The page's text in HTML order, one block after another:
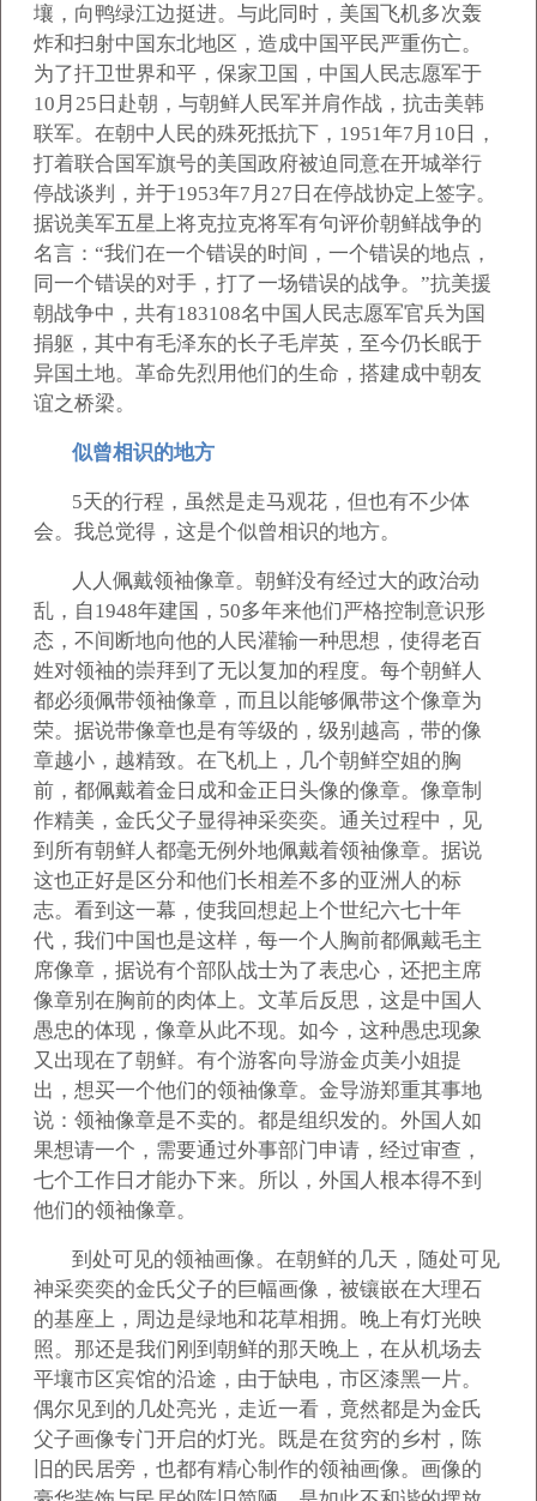
壤，向鸭绿江边挺进。与此同时，美国飞机多次轰
炸和扫射中国东北地区，造成中国平民严重伤亡。
为了扞卫世界和平，保家卫国，中国人民志愿军于
10月25日赴朝，与朝鲜人民军并肩作战，抗击美韩
联军。在朝中人民的殊死抵抗下，1951年7月10日，
打着联合国军旗号的美国政府被迫同意在开城举行
停战谈判，并于1953年7月27日在停战协定上签字。
据说美军五星上将克拉克将军有句评价朝鲜战争的
名言：“我们在一个错误的时间，一个错误的地点，
同一个错误的对手，打了一场错误的战争。”抗美援
朝战争中，共有183108名中国人民志愿军官兵为国
捐躯，其中有毛泽东的长子毛岸英，至今仍长眠于
异国土地。革命先烈用他们的生命，搭建成中朝友
谊之桥梁。
似曾相识的地方
5天的行程，虽然是走马观花，但也有不少体
会。我总觉得，这是个似曾相识的地方。
人人佩戴领袖像章。朝鲜没有经过大的政治动
乱，自1948年建国，50多年来他们严格控制意识形
态，不间断地向他的人民灌输一种思想，使得老百
姓对领袖的崇拜到了无以复加的程度。每个朝鲜人
都必须佩带领袖像章，而且以能够佩带这个像章为
荣。据说带像章也是有等级的，级别越高，带的像
章越小，越精致。在飞机上，几个朝鲜空姐的胸
前，都佩戴着金日成和金正日头像的像章。像章制
作精美，金氏父子显得神采奕奕。通关过程中，见
到所有朝鲜人都毫无例外地佩戴着领袖像章。据说
这也正好是区分和他们长相差不多的亚洲人的标
志。看到这一幕，使我回想起上个世纪六七十年
代，我们中国也是这样，每一个人胸前都佩戴毛主
席像章，据说有个部队战士为了表忠心，还把主席
像章别在胸前的肉体上。文革后反思，这是中国人
愚忠的体现，像章从此不现。如今，这种愚忠现象
又出现在了朝鲜。有个游客向导游金贞美小姐提
出，想买一个他们的领袖像章。金导游郑重其事地
说：领袖像章是不卖的。都是组织发的。外国人如
果想请一个，需要通过外事部门申请，经过审查，
七个工作日才能办下来。所以，外国人根本得不到
他们的领袖像章。
到处可见的领袖画像。在朝鲜的几天，随处可见
神采奕奕的金氏父子的巨幅画像，被镶嵌在大理石
的基座上，周边是绿地和花草相拥。晚上有灯光映
照。那还是我们刚到朝鲜的那天晚上，在从机场去
平壤市区宾馆的沿途，由于缺电，市区漆黑一片。
偶尔见到的几处亮光，走近一看，竟然都是为金氏
父子画像专门开启的灯光。既是在贫穷的乡村，陈
旧的民居旁，也都有精心制作的领袖画像。画像的